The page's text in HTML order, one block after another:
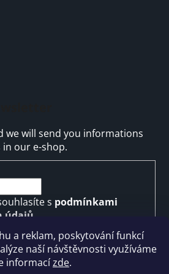
a reklam, poskytování funkcí
naší návštěvnosti využíváme
informacízde.
we will send you informations
our e-shop.
s podmínkami
údajů